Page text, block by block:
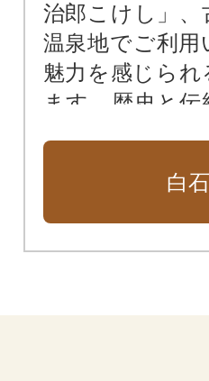
治郎こけし」
温泉地でご利
魅力を感じら
ます。歴史と
白